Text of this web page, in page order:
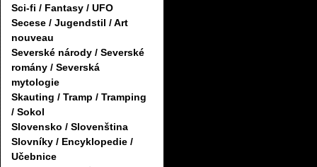
Sci-fi / Fantasy / UFO
Secese / Jugendstil / Art
nouveau
Severské národy / Severské
romány / Severská
mytologie
Skauting / Tramp / Tramping
/ Sokol
Slovensko / Slovenština
Slovníky / Encyklopedie /
Učebnice